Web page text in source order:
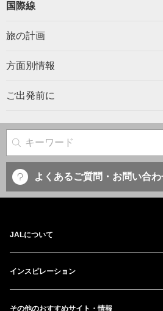
国際線
旅の計画
方面別情報
ご出発前に
サイト内検索
よくあるご質問・お問い合わ
JALについて
インスピレーション
その他のおすすめサイト・情報